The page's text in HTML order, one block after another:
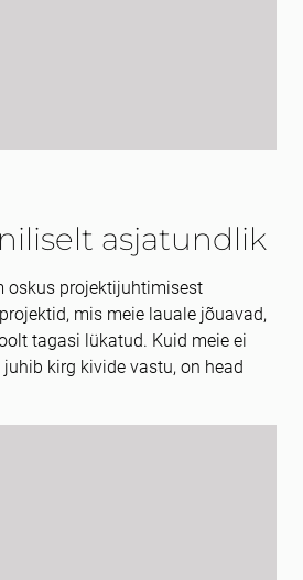
asjatundlik
oskus projektijuhtimisest
mis meie lauale jõuavad,
tagasi lükatud. Kuid meie ei
kirg kivide vastu, on head